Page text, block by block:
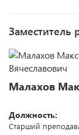
Заместитель
Малахов
Должность:
Старший